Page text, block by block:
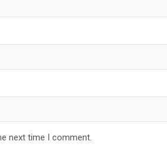
next time I comment.